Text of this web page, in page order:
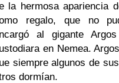
la hermosa apariencia
regalo, que no
al gigante
en Nemea.
siempre algunos de
dormían.